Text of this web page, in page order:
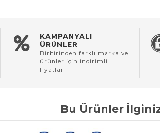
KAMPANYALI
ÜRÜNLER
Birbirinden farklı marka ve
ürünler için indirimli
fiyatlar
Bu Ürünler